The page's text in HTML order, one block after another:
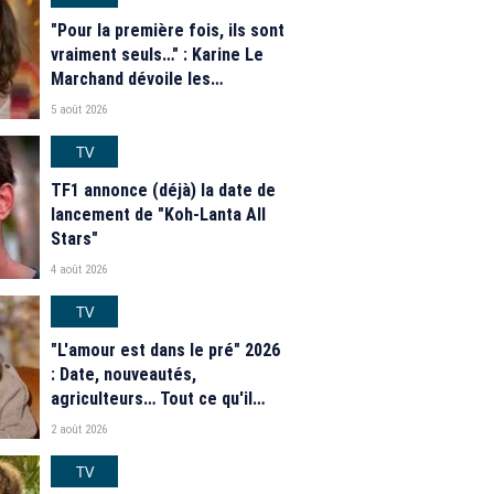
"Pour la première fois, ils sont
vraiment seuls…" : Karine Le
Marchand dévoile les
nouveautés des speed dating
2026
5 août 2026
TV
TF1 annonce (déjà) la date de
lancement de "Koh-Lanta All
Stars"
4 août 2026
TV
"L'amour est dans le pré" 2026
: Date, nouveautés,
agriculteurs… Tout ce qu'il
faut savoir sur la saison 21 du
2 août 2026
TV